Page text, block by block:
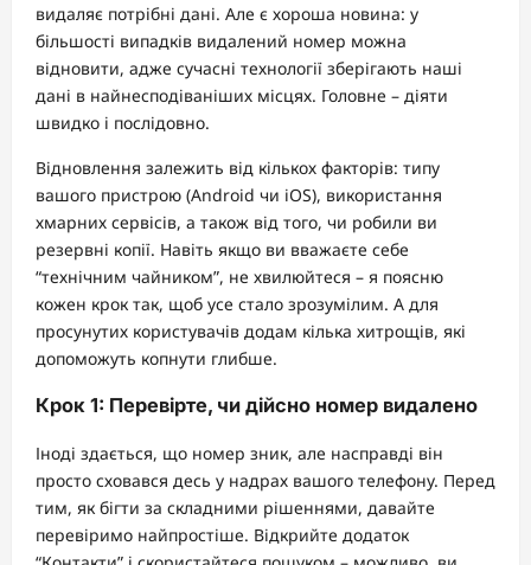
видаляє потрібні дані. Але є хороша новина: у
більшості випадків видалений номер можна
відновити, адже сучасні технології зберігають наші
дані в найнесподіваніших місцях. Головне – діяти
швидко і послідовно.
Відновлення залежить від кількох факторів: типу
вашого пристрою (Android чи iOS), використання
хмарних сервісів, а також від того, чи робили ви
резервні копії. Навіть якщо ви вважаєте себе
“технічним чайником”, не хвилюйтеся – я поясню
кожен крок так, щоб усе стало зрозумілим. А для
просунутих користувачів додам кілька хитрощів, які
допоможуть копнути глибше.
Крок 1: Перевірте, чи дійсно номер видалено
Іноді здається, що номер зник, але насправді він
просто сховався десь у надрах вашого телефону. Перед
тим, як бігти за складними рішеннями, давайте
перевіримо найпростіше. Відкрийте додаток